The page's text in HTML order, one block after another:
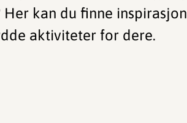
kan du finne inspirasjon
aktiviteter for dere.